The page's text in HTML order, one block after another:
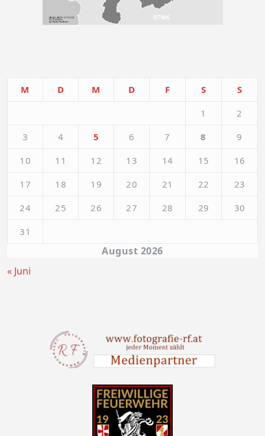
August 2026
M D M D F S
S
1
2
3
4 5 6 7 8
9
10
11 12 13 14 15
16
17
18 19 20 21 22
23
24
25 26 27 28 29
30
31
« Juni